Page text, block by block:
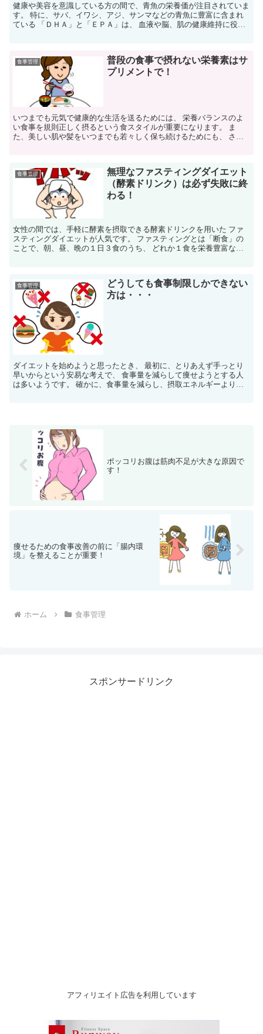
健康や美容を意識している方の間で、青魚の栄養価が注目されていま
す。 特に、サバ、イワシ、アジ、サンマなどの青魚に豊富に含まれ
ている 「ＤＨＡ」と「ＥＰＡ」は、 血液や脳、肌の健康維持に役立
食事管理
普段の食事で摂れない栄養素はサ
プリメントで！
いつまでも元気で健康的な生活を送るためには、 栄養バランスのよ
い食事を規則正しく摂るという食スタイルが重要になります。 ま
た、美しい肌や髪をいつまでも若々しく保ち続けるためにも、 さま
食事管理
無理なファスティングダイエット
（酵素ドリンク）は必ず失敗に終
わる！
女性の間では、手軽に酵素を摂取できる酵素ドリンクを用いた ファ
スティングダイエットが人気です。 ファスティングとは「断食」の
ことで、朝、昼、晩の１日３食のうち、 どれか１食を栄養豊富な酵
食事管理
どうしても食事制限しかできない
方は・・・
ダイエットを始めようと思ったとき、 最初に、とりあえず手っとり
早いからという安易な考えで、 食事量を減らして痩せようとする人
は多いようです。 確かに、食事量を減らし、摂取エネルギーより消
ポッコリお腹は筋肉不足が大きな原因で
す！
痩せるための食事改善の前に「腸内環
境」を整えることが重要！
ホーム 食事管理
スポンサードリンク
アフィリエイト広告を利用しています